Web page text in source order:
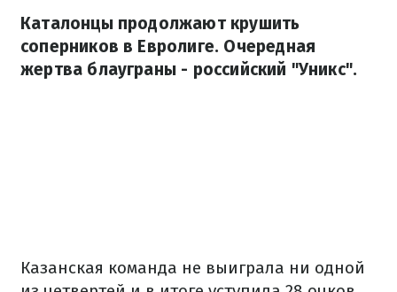
Каталонцы продолжают крушить
соперников в Евролиге. Очередная
жертва блауграны - российский "Уникс".
Казанская команда не выиграла ни одной